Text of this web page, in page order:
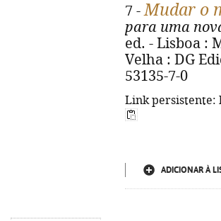
7 -Mudar o
para uma
ed. - Lisboa :
Velha : DG
53135-7-0
Link persistente:
ADICIONAR À